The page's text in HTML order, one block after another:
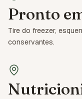
Pronto
Tire do freezer,
conservantes.